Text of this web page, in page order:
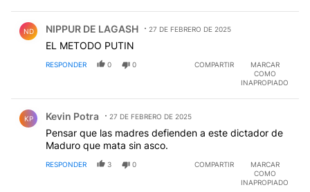
ND NIPPUR DE LAGASH 27 DE FEBRERO DE 2025
EL METODO PUTIN
RESPONDER 0 0 COMPARTIR
MARCAR
COMO
INAPROPIADO
KP Kevin Potra 27 DE FEBRERO DE 2025
Pensar que las madres defienden a este dictador de
Maduro que mata sin asco.
RESPONDER 3 0 COMPARTIR
MARCAR
COMO
INAPROPIADO